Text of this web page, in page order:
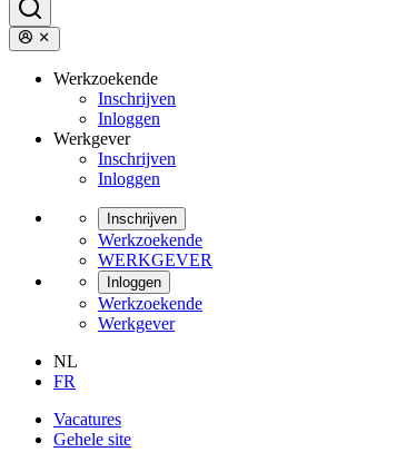
Werkzoekende
Inschrijven
Inloggen
Werkgever
Inschrijven
Inloggen
Inschrijven
Werkzoekende
WERKGEVER
Inloggen
Werkzoekende
Werkgever
NL
FR
Vacatures
Gehele site